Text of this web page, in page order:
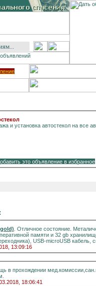
и установка автостекол на все
это объявление в избранное
. Отличное состояние.
памяти и 32 gb
USB-microUSB
13:09:16
в прохождении
18:06:41